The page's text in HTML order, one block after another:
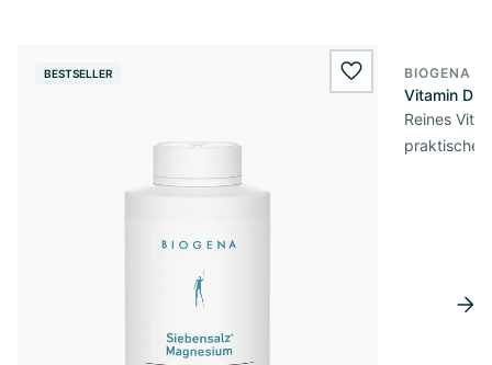
BESTSELLER wishlist.add
BIOGENA
Vitamin D3
Reines
praktischer